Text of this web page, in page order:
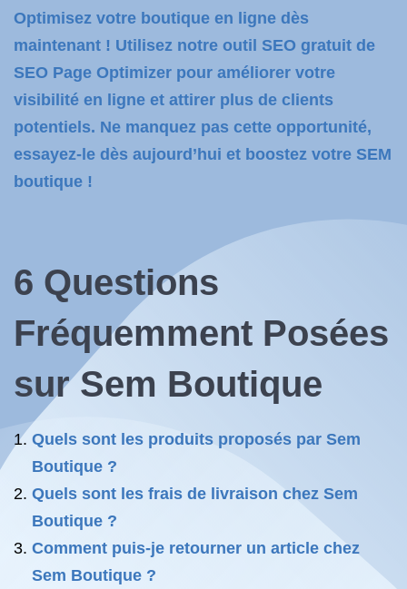
Optimisez votre boutique en ligne dès
maintenant ! Utilisez notre outil SEO gratuit de
SEO Page Optimizer pour améliorer votre
visibilité en ligne et attirer plus de clients
potentiels. Ne manquez pas cette opportunité,
essayez-le dès aujourd’hui et boostez votre SEM
boutique !
6 Questions
Fréquemment Posées
surSem Boutique
Quels sont les produits proposés par Sem
Boutique ?
Quels sont les frais de livraison chez Sem
Boutique ?
Comment puis-je retourner un article chez
Sem Boutique ?